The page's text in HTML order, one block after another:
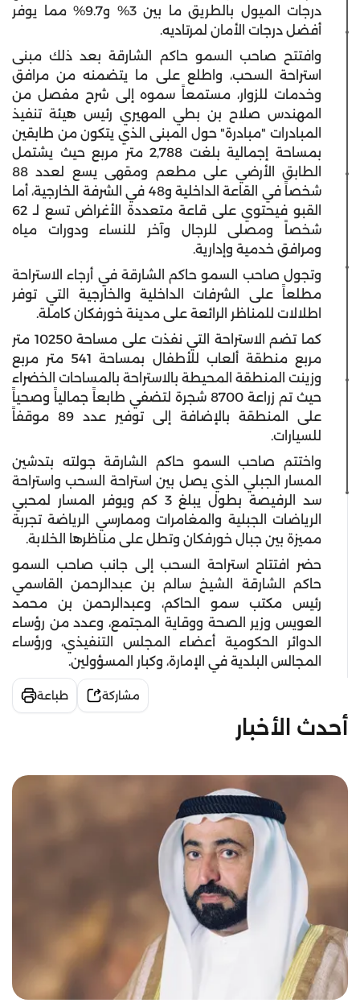
درجات الميول بالطريق ما بين 3% و9.7% مما يوفر
أفضل درجات الأمان لمرتاديه.
وافتتح صاحب السمو حاكم الشارقة بعد ذلك مبنى
استراحة السحب، واطلع على ما يتضمنه من مرافق
وخدمات للزوار، مستمعاً سموه إلى شرح مفصل من
المهندس صلاح بن بطي المهيري رئيس هيئة تنفيذ
المبادرات "مبادرة" حول المبنى الذي يتكون من طابقين
بمساحة إجمالية بلغت 2,788 متر مربع حيث يشتمل
الطابق الأرضي على مطعم ومقهى يسع لعدد 88
شخصاً في القاعة الداخلية و48 في الشرفة الخارجية، أما
القبو فيحتوي على قاعة متعددة الأغراض تسع لـ 62
شخصاً ومصلى للرجال وآخر للنساء ودورات مياه
ومرافق خدمية وإدارية.
وتجول صاحب السمو حاكم الشارقة في أرجاء الاستراحة
مطلعاً على الشرفات الداخلية والخارجية التي توفر
اطلالات للمناظر الرائعة على مدينة خورفكان كاملة.
كما تضم الاستراحة التي نفذت على مساحة 10250 متر
مربع منطقة ألعاب للأطفال بمساحة 541 متر مربع
وزينت المنطقة المحيطة بالاستراحة بالمساحات الخضراء
حيث تم زراعة 8700 شجرة لتضفي طابعاً جمالياً وصحياً
على المنطقة بالإضافة إلى توفير عدد 89 موقفاً
للسيارات.
واختتم صاحب السمو حاكم الشارقة جولته بتدشين
المسار الجبلي الذي يصل بين استراحة السحب واستراحة
سد الرفيصة بطول يبلغ 3 كم ويوفر المسار لمحبي
الرياضات الجبلية والمغامرات وممارسي الرياضة تجربة
مميزة بين جبال خورفكان وتطل على مناظرها الخلابة.
حضر افتتاح استراحة السحب إلى جانب صاحب السمو
حاكم الشارقة الشيخ سالم بن عبدالرحمن القاسمي
رئيس مكتب سمو الحاكم، وعبدالرحمن بن محمد
العويس وزير الصحة ووقاية المجتمع، وعدد من رؤساء
الدوائر الحكومية أعضاء المجلس التنفيذي، ورؤساء
المجالس البلدية في الإمارة، وكبار المسؤولين.
مشاركة طباعة
أحدث الأخبار